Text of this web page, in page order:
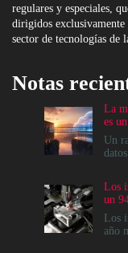
regulares y especiales,
dirigidos
sector de tecnologías de
Notas
La
es
Un
Los
un
Los
año